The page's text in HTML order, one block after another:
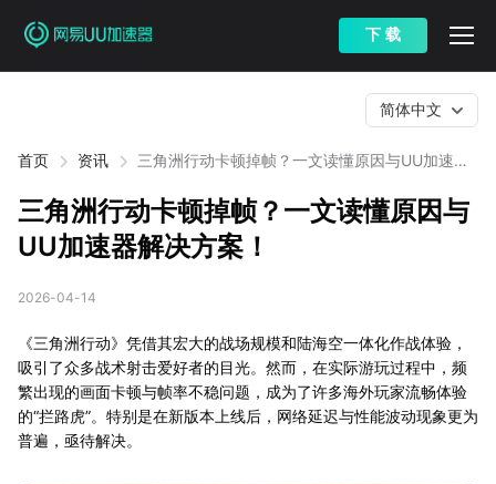
下 载
首页 资讯
三角洲行动卡顿掉帧？一文读懂原因与UU加速器
简体中文
三角洲行动卡顿掉帧？一文读懂原因与
UU加速器解决方案！
2026-04-14
《三角洲行动》凭借其宏大的战场规模和陆海空一体化作战体验，
吸引了众多战术射击爱好者的目光。然而，在实际游玩过程中，频
繁出现的画面卡顿与帧率不稳问题，成为了许多海外玩家流畅体验
的“拦路虎”。特别是在新版本上线后，网络延迟与性能波动现象更为
普遍，亟待解决。